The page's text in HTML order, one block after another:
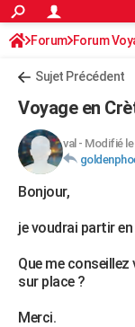
ACTUALITÉS
Politique
Société
Faits Divers
Education
Monde
Villes
+
FINANCE
Retraite
Impôts
Epargne
Immobilier
Risques naturels par
Banque
Assurance
Crédit
AUTO
Essais
Réserver un essai
Citadines
Berlines
SUV
Forum auto
+HIGH-TECH
Mobiles
Meilleur smartphone
Internet
Ordinateurs
Jeux vidéo
Guide high-tech
+
Forum
Aménagement
Extérieur
Cuisine
Salle de bains
Jardinage
Rangement
WEEK-END
Guides de France
Escapades
Patrimoine
Expositions
Musées
Week-end nature
+LIFESTYLE
Forum Forum
Sujet Précédent
Voyage en
val - Modifié le
Bonjour,
je voudrai partir en
Que me
sur place ?
Merci.